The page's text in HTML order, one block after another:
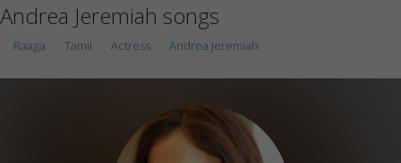
Andrea Jeremiah songs
Raaga Tamil Actress Andrea Jeremiah